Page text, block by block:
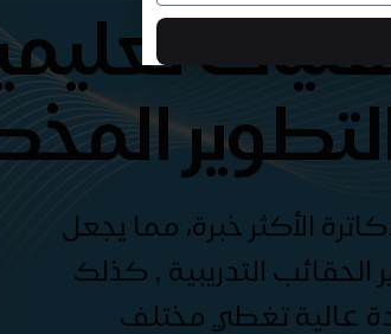
الأكثر خبرة، مما يجعل
التدريبية , كذلك
عالية تغطي مختلف